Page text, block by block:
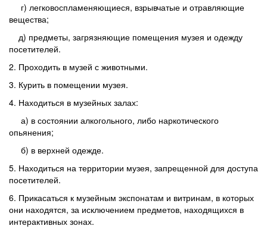
г) легковоспламеняющиеся, взрывчатые и отравляющие
вещества;
д) предметы, загрязняющие помещения музея и одежду
посетителей.
2. Проходить в музей с животными.
3. Курить в помещении музея.
4. Находиться в музейных залах:
а) в состоянии алкогольного, либо наркотического
опьянения;
б) в верхней одежде.
5. Находиться на территории музея, запрещенной для доступа
посетителей.
6. Прикасаться к музейным экспонатам и витринам, в которых
они находятся, за исключением предметов, находящихся в
интерактивных зонах.